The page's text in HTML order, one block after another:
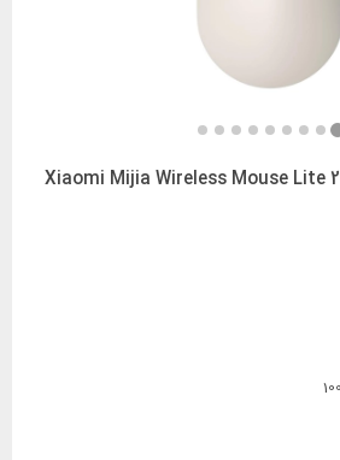
ماوس بی سیم شیائومی Xiaomi Mijia Wireless Mouse Lite 2